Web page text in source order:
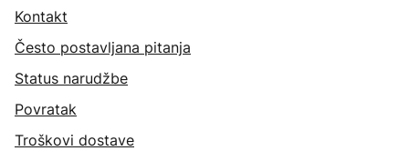
Kontakt
Često postavljana pitanja
Status narudžbe
Povratak
Troškovi dostave